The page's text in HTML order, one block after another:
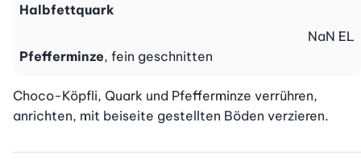
Halbfettquark
Pfefferminze, fein geschnitten
NaN EL
Choco-Köpfli, Quark und Pfefferminze verrühren,
anrichten, mit beiseite gestellten Böden verzieren.